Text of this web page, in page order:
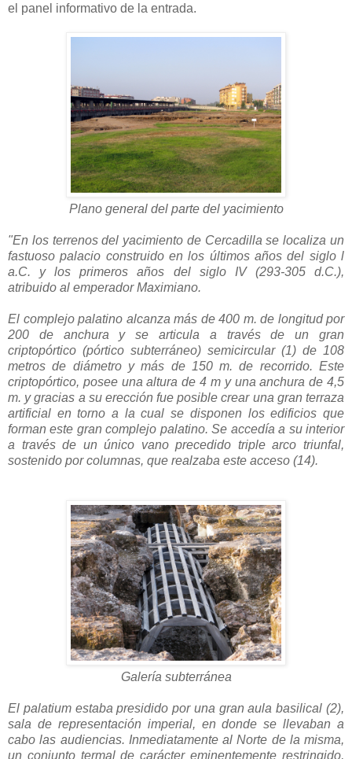
el panel informativo de la entrada.
Plano general del parte del yacimiento
"En los terrenos del yacimiento de Cercadilla se localiza un
fastuoso palacio construido en los últimos años del siglo l
a.C. y los primeros años del siglo IV (293-305 d.C.),
atribuido al emperador Maximiano.
El complejo palatino alcanza más de 400 m. de longitud por
200 de anchura y se articula a través de un gran
criptopórtico (pórtico subterráneo) semicircular (1) de 108
metros de diámetro y más de 150 m. de recorrido. Este
criptopórtico, posee una altura de 4 m y una anchura de 4,5
m. y gracias a su erección fue posible crear una gran terraza
artificial en torno a la cual se disponen los edificios que
forman este gran complejo palatino. Se accedía a su interior
a través de un único vano precedido triple arco triunfal,
sostenido por columnas, que realzaba este acceso (14).
Galería subterránea
El palatium estaba presidido por una gran aula basilical (2),
sala de representación imperial, en donde se llevaban a
cabo las audiencias. Inmediatamente al Norte de la misma,
un conjunto termal de carácter eminentemente restringido,